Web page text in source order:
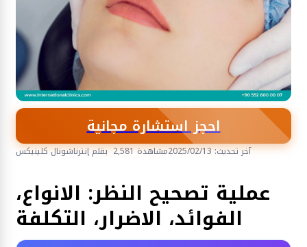
احجز استشارة مجانية
بقلم إنترناشونال كلينيكس 2,581 مشاهدة آخر تحديث: 2025/02/13
عملية تصحيح النظر: الانواع،
الفوائد، الاضرار، التكلفة